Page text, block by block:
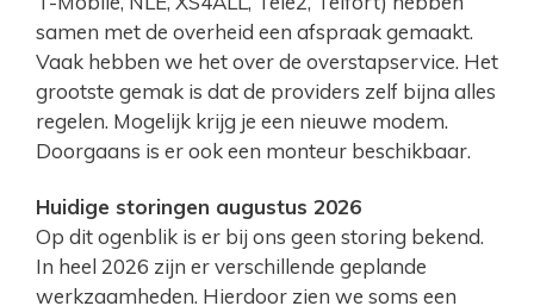
samen met de overheid een afspraak gemaakt.
Vaak hebben we het over de overstapservice. Het
grootste gemak is dat de providers zelf bijna alles
regelen. Mogelijk krijg je een nieuwe modem.
Doorgaans is er ook een monteur beschikbaar.
Huidige storingen augustus 2026
Op dit ogenblik is er bij ons geen storing bekend.
In heel 2026 zijn er verschillende geplande
werkzaamheden. Hierdoor zien we soms een